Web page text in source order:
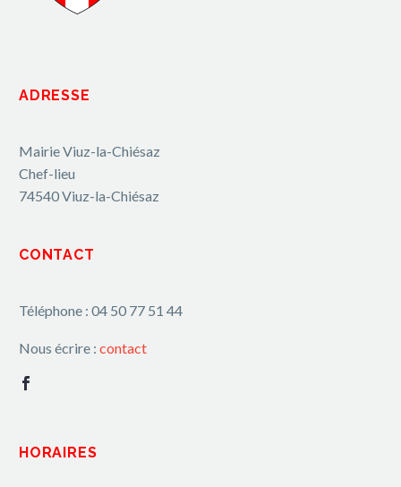
ADRESSE
Mairie Viuz-la-Chiésaz
Chef-lieu
74540 Viuz-la-Chiésaz
CONTACT
Téléphone : 04 50 77 51 44
Nous écrire : contact
HORAIRES